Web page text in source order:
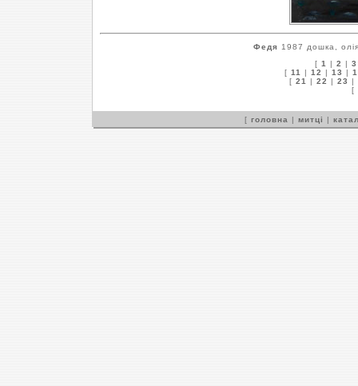
Федя
1987 дошка,
[ 1 | 2 | 3
[ 11 | 12 | 13 |
[ 21 | 22 | 23
|
[
[ головна | митці |